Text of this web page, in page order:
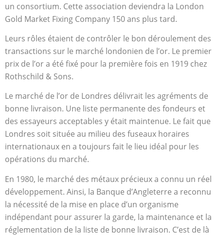
un consortium. Cette association deviendra la London
Gold Market Fixing Company 150 ans plus tard.
Leurs rôles étaient de contrôler le bon déroulement des
transactions sur le marché londonien de l’or. Le premier
prix de l’or a été fixé pour la première fois en 1919 chez
Rothschild & Sons.
Le marché de l’or de Londres délivrait les agréments de
bonne livraison. Une liste permanente des fondeurs et
des essayeurs acceptables y était maintenue. Le fait que
Londres soit située au milieu des fuseaux horaires
internationaux en a toujours fait le lieu idéal pour les
opérations du marché.
En 1980, le marché des métaux précieux a connu un réel
développement. Ainsi, la Banque d’Angleterre a reconnu
la nécessité de la mise en place d’un organisme
indépendant pour assurer la garde, la maintenance et la
réglementation de la liste de bonne livraison. C’est de là